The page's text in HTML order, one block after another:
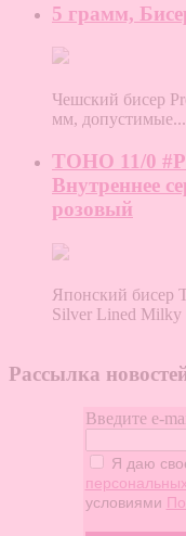
5 грамм,
Чешский бисер
мм, допустимые...
TOHO 11/0
Внутреннее
розовый
Японский бисер
Silver Lined Milky
Рассылка
Введите e-
Я даю
условиями